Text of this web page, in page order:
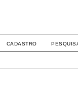
CADASTRO